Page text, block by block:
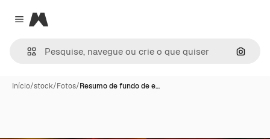
Close menu
Magnific
Início/stock/Fotos/Resumo de fundo de e…